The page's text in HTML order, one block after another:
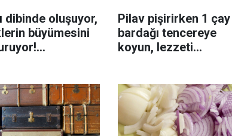
dibinde oluşuyor,
büyümesini
Pilav pişirirken 1 çay
bardağı tencereye
koyun, lezzeti